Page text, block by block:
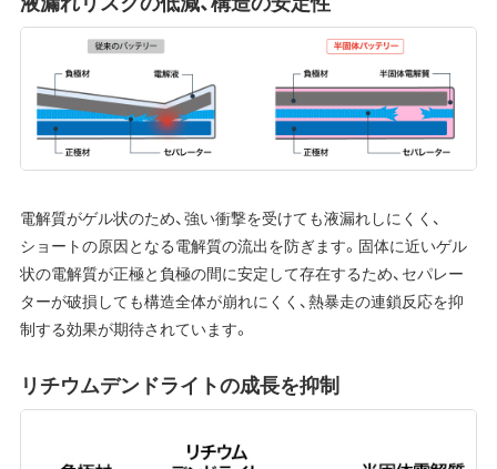
電解質がゲル状のため、強い衝撃を受けても液漏れしにくく、
ショートの原因となる電解質の流出を防ぎます。固体に近いゲル
状の電解質が正極と負極の間に安定して存在するため、セパレー
ターが破損しても構造全体が崩れにくく、熱暴走の連鎖反応を抑
制する効果が期待されています。
リチウムデンドライトの成長を抑制